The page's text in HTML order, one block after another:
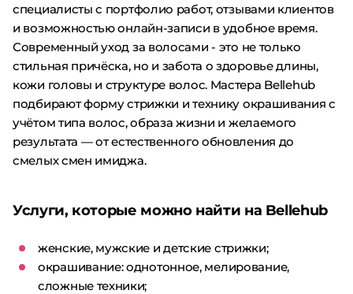
специалисты с портфолио работ, отзывами клиентов
и возможностью онлайн-записи в удобное время.
Современный уход за волосами - это не только
стильная причёска, но и забота о здоровье длины,
кожи головы и структуре волос. Мастера Bellehub
подбирают форму стрижки и технику окрашивания с
учётом типа волос, образа жизни и желаемого
результата — от естественного обновления до
смелых смен имиджа.
Услуги, которые можно найти на Bellehub
женские, мужские и детские стрижки;
окрашивание: однотонное, мелирование,
сложные техники;